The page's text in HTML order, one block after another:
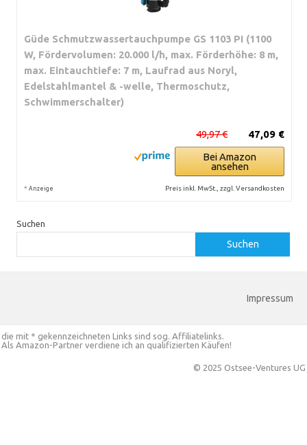
Güde Schmutzwassertauchpumpe GS 1103 PI (1100
W, Fördervolumen: 20.000 l/h, max. Förderhöhe: 8 m,
max. Eintauchtiefe: 7 m, Laufrad aus Noryl,
Edelstahlmantel & -welle, Thermoschutz,
Schwimmerschalter)
47,09 €
49,97 €
Bei Amazon
ansehen
* Anzeige Preis inkl. MwSt., zzgl. Versandkosten
Suchen
Suchen
Impressum
die mit * gekennzeichneten Links sind sog. Affiliatelinks.
Als Amazon-Partner verdiene ich an qualifizierten Käufen!
© 2025 Ostsee-Ventures UG